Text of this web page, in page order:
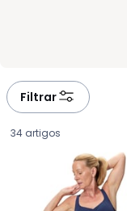
Filtrar
34 artigos